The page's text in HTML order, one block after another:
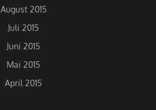
August 2015
Juli 2015
Juni 2015
Mai 2015
April 2015